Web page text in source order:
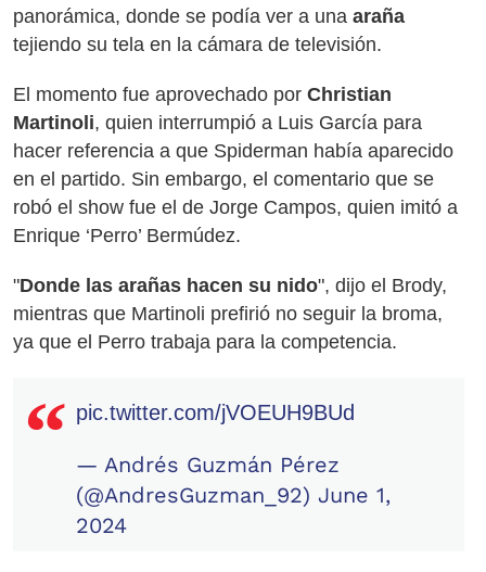
panorámica, donde se podía ver a una araña
tejiendo su tela en la cámara de televisión.
El momento fue aprovechado por Christian
Martinoli, quien interrumpió a Luis García para
hacer referencia a que Spiderman había aparecido
en el partido. Sin embargo, el comentario que se
robó el show fue el de Jorge Campos, quien imitó a
Enrique ‘Perro’ Bermúdez.
"Donde las arañas hacen su nido", dijo el Brody,
mientras que Martinoli prefirió no seguir la broma,
ya que el Perro trabaja para la competencia.
pic.twitter.com/jVOEUH9BUd
— Andrés Guzmán Pérez
(@AndresGuzman_92) June 1,
2024